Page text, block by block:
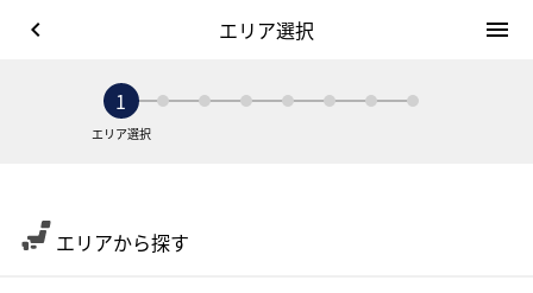
keyboard_arrow_left エリア選択 menu
1
エリア選択
エリアから探す